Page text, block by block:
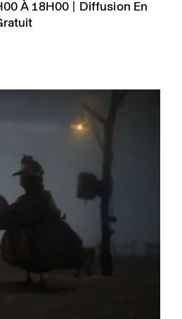
À 18H00 | Diffusion En